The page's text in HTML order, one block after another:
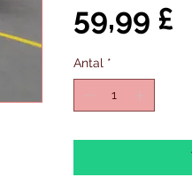
59,99 £
Antal *